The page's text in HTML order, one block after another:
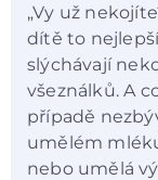
„Vy už
dítě to
slýchávají
všeználků. A
případě
umělém
nebo umělá